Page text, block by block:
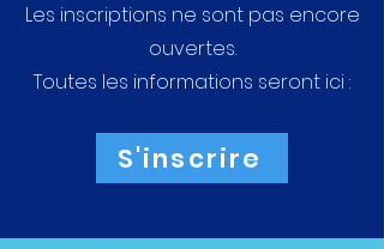
Les inscriptions ne sont pas encore
ouvertes.
Toutes les informations seront ici :
S'inscrire